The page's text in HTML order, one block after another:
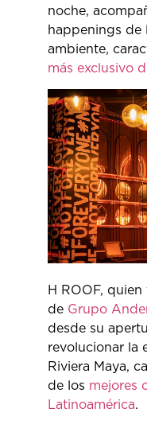
noche,
happenings de
ambiente,
más exclusivo
H ROOF,
de Grupo
desde su
revolucionar la
Riviera Maya,
de los mejores
Latinoamérica.